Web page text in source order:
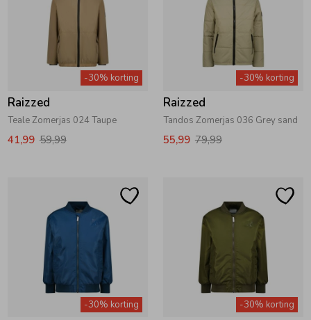
Colberts & Gilets
Boxpakjes
Rompers
Regenkleding &-laarzen
Zomeraccessoires
Kledingaccessoires
Rokken & Skorts
Jumpsuits
Blazers & Gilets
Leggings
Boxpakjes
Verzorgingsproducten
Beenmode
Winteraccessoires
-30% korting
Raizzed
Teale Zomerjas 024 Taupe
41,99 59,99
-30% korting
Raizzed
Tandos Zomerjas 036 Grey sand
55,99 79,99
-30% korting -30% korting